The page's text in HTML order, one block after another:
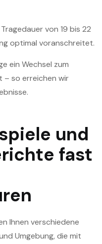
von 19 bis 22
optimal voranschreitet.
ein Wechsel zum
– so erreichen wir
und
fast
Ihnen verschiedene
Umgebung, die mit